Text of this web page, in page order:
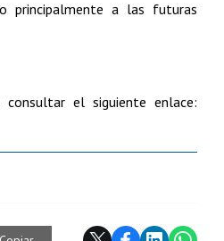
principalmente a las futuras
el siguiente enlace: